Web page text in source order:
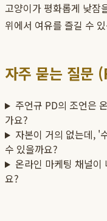
고양이가 평화롭게 낮잠
위에서 여유를 즐길 수
자주 묻는 질문
주언규 PD의 조언은
가요?
자본이 거의 없는데, '
수 있을까요?
온라인 마케팅 채널이
요?